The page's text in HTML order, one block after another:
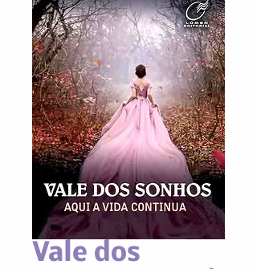
Vale dos